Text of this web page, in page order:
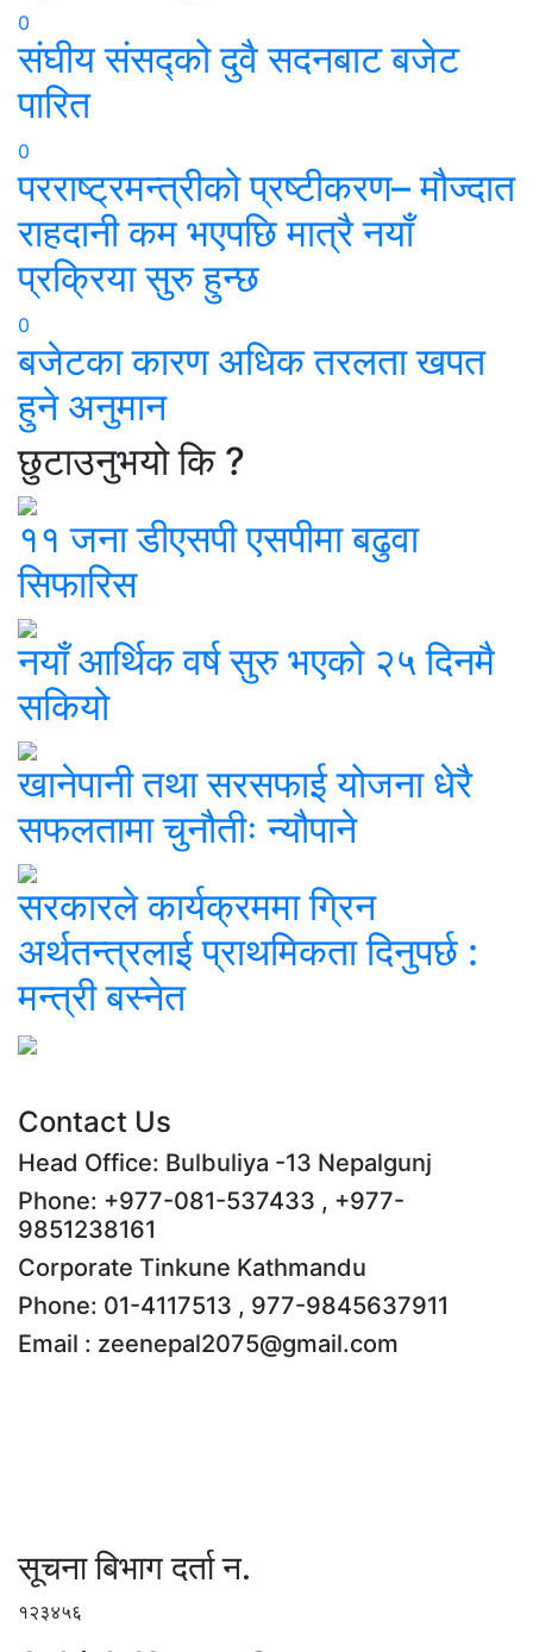
0
संघीय संसद्को दुवै सदनबाट बजेट
पारित
0
परराष्ट्रमन्त्रीको प्रष्टीकरण– मौज्दात
राहदानी कम भएपछि मात्रै नयाँ
प्रक्रिया सुरु हुन्छ
0
बजेटका कारण अधिक तरलता खपत
हुने अनुमान
छुटाउनुभयो कि ?
११ जना डीएसपी एसपीमा बढुवा
सिफारिस
नयाँ आर्थिक वर्ष सुरु भएको २५ दिनमै
सकियो
खानेपानी तथा सरसफाई योजना धेरै
सफलतामा चुनौतीः न्यौपाने
सरकारले कार्यक्रममा ग्रिन
अर्थतन्त्रलाई प्राथमिकता दिनुपर्छ :
मन्त्री बस्नेत
Contact Us
Head Office: Bulbuliya -13 Nepalgunj
Phone: +977-081-537433 , +977-
9851238161
Corporate Tinkune Kathmandu
Phone: 01-4117513 , 977-9845637911
Email : zeenepal2075@gmail.com
सूचना बिभाग दर्ता न.
१२३४५६